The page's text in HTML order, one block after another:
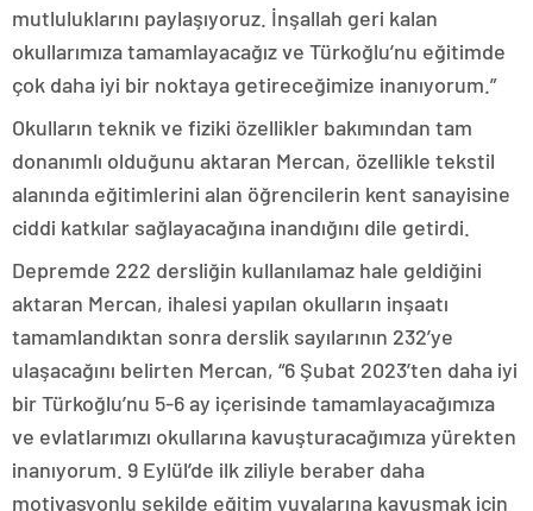
mutluluklarını paylaşıyoruz. İnşallah geri kalan
okullarımıza tamamlayacağız ve Türkoğlu’nu eğitimde
çok daha iyi bir noktaya getireceğimize inanıyorum.”
Okulların teknik ve fiziki özellikler bakımından tam
donanımlı olduğunu aktaran Mercan, özellikle tekstil
alanında eğitimlerini alan öğrencilerin kent sanayisine
ciddi katkılar sağlayacağına inandığını dile getirdi.
Depremde 222 dersliğin kullanılamaz hale geldiğini
aktaran Mercan, ihalesi yapılan okulların inşaatı
tamamlandıktan sonra derslik sayılarının 232’ye
ulaşacağını belirten Mercan, “6 Şubat 2023’ten daha iyi
bir Türkoğlu’nu 5-6 ay içerisinde tamamlayacağımıza
ve evlatlarımızı okullarına kavuşturacağımıza yürekten
inanıyorum. 9 Eylül’de ilk ziliyle beraber daha
motivasyonlu şekilde eğitim yuvalarına kavuşmak için